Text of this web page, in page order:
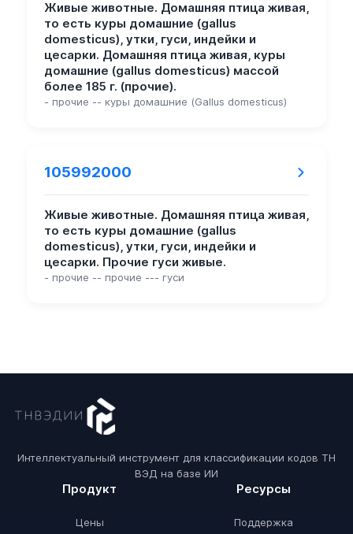
Живые животные. Домашняя птица живая,
то есть куры домашние (gallus
domesticus), утки, гуси, индейки и
цесарки. Домашняя птица живая, куры
домашние (gallus domesticus) массой
более 185 г. (прочие).
- прочие -- куры домашние (Gallus domesticus)
105992000
Живые животные. Домашняя птица живая,
то есть куры домашние (gallus
domesticus), утки, гуси, индейки и
цесарки. Прочие гуси живые.
- прочие -- прочие --- гуси
Интеллектуальный инструмент для классификации кодов ТН
ВЭД на базе ИИ
Продукт
Цены
Ресурсы
Поддержка